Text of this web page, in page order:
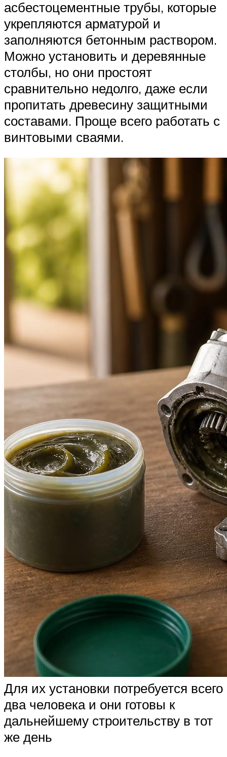
асбестоцементные трубы, которые
укрепляются арматурой и
заполняются бетонным раствором.
Можно установить и деревянные
столбы, но они простоят
сравнительно недолго, даже если
пропитать древесину защитными
составами. Проще всего работать с
винтовыми сваями.
Для их установки потребуется всего
два человека и они готовы к
дальнейшему строительству в тот
же день